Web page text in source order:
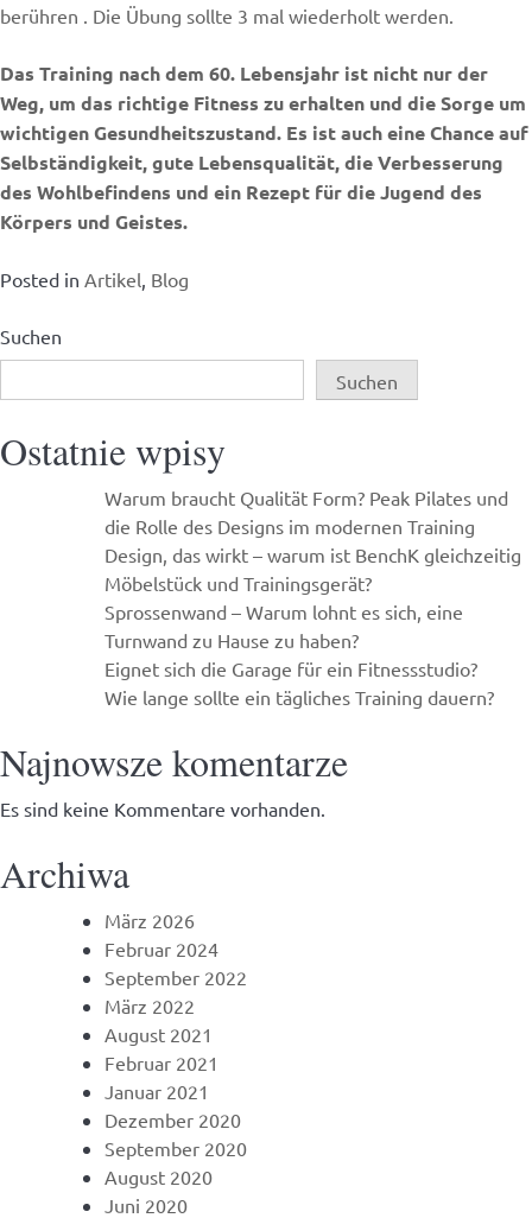
berühren . Die Übung sollte 3 mal wiederholt werden.
Das Training nach dem 60. Lebensjahr ist nicht nur der
Weg, um das richtige Fitness zu erhalten und die Sorge um
wichtigen Gesundheitszustand. Es ist auch eine Chance auf
Selbständigkeit, gute Lebensqualität, die Verbesserung
des Wohlbefindens und ein Rezept für die Jugend des
Körpers und Geistes.
Posted in Artikel Blog
Suchen
Suchen
Ostatnie wpisy
Warum braucht Qualität Form? Peak Pilates und
die Rolle des Designs im modernen Training
Design, das wirkt – warum ist BenchK gleichzeitig
Möbelstück und Trainingsgerät?
Sprossenwand – Warum lohnt es sich, eine
Turnwand zu Hause zu haben?
Eignet sich die Garage für ein Fitnessstudio?
Wie lange sollte ein tägliches Training dauern?
Najnowsze komentarze
Es sind keine Kommentare vorhanden.
Archiwa
März 2026
Februar 2024
September 2022
März 2022
August 2021
Februar 2021
Januar 2021
Dezember 2020
September 2020
August 2020
Juni 2020